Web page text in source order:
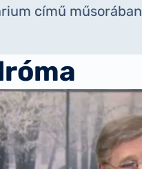
című műsorában